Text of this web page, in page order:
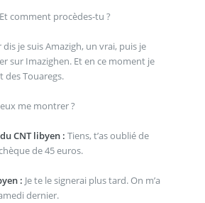
Et comment procèdes-tu ?
dis je suis Amazigh, un vrai, puis je
sur Imazighen. Et en ce moment je
des Touaregs.
me montrer ?
CNT libyen : Tiens, t’as oublié de
de 45 euros.
: Je te le signerai plus tard. On m’a
dernier.